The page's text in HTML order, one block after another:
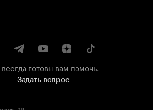
готовы вам помочь.
Задать вопрос